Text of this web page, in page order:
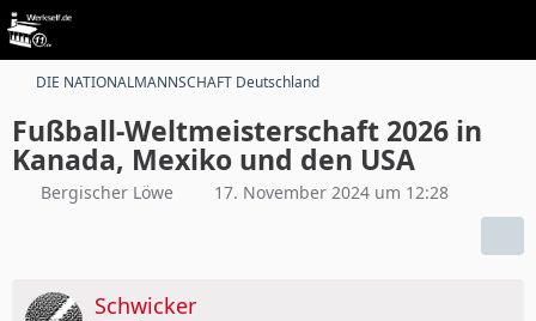
DIE NATIONALMANNSCHAFT Deutschland
Fußball-Weltmeisterschaft 2026 in
Kanada, Mexiko und den USA
Bergischer Löwe 17. November 2024 um 12:28
Schwicker